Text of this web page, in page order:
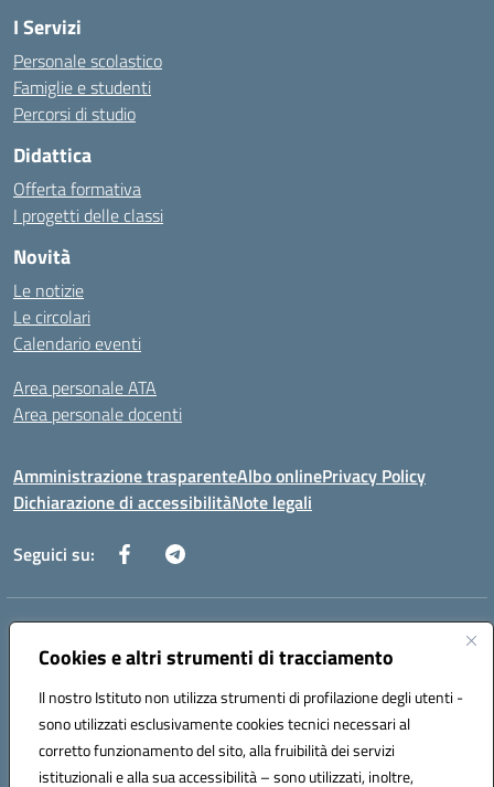
Cookies e altri strumenti di tracciamento
Il nostro Istituto non utilizza strumenti di profilazione degli utenti -
sono utilizzati esclusivamente cookies tecnici necessari al
corretto funzionamento del sito, alla fruibilità dei servizi
istituzionali e alla sua accessibilità – sono utilizzati, inoltre,
I Servizi
Personale scolastico
Famiglie e studenti
Percorsi di studio
Didattica
Offerta formativa
I progetti delle classi
Novità
Le notizie
Le circolari
Calendario eventi
Area personale ATA
Area personale docenti
Amministrazione trasparenteAlbo onlinePrivacy Policy
Dichiarazione di accessibilitàNote legali
Seguici su:
Indirizzo:
Centralino:0823904424 Email:ceic8ax00c@istruzione.it
Codice fiscale: 95005860614
Codice meccanografico:
CEIC8AX00C
Codice Indice delle Pubbliche Amministrazioni (IPA): icsmm